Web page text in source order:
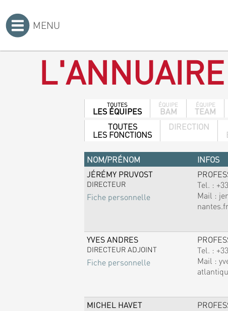
MENU
TOUTES
LES ÉQUIPES
ÉQUIPE
BAM
ÉQUIPE
TEAM
TOUTES
LES FONCTIONS
DIRECTION
NOM/PRÉNOM INFOS
JÉRÉMY PRUVOST
DIRECTEUR
Fiche personnelle
Tel. :
Mail :
nantes.fr
YVES ANDRES
DIRECTEUR ADJOINT
Fiche personnelle
Tel. :
Mail :
MICHEL HAVET